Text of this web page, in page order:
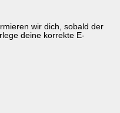
wir dich, sobald der
deine korrekte E-